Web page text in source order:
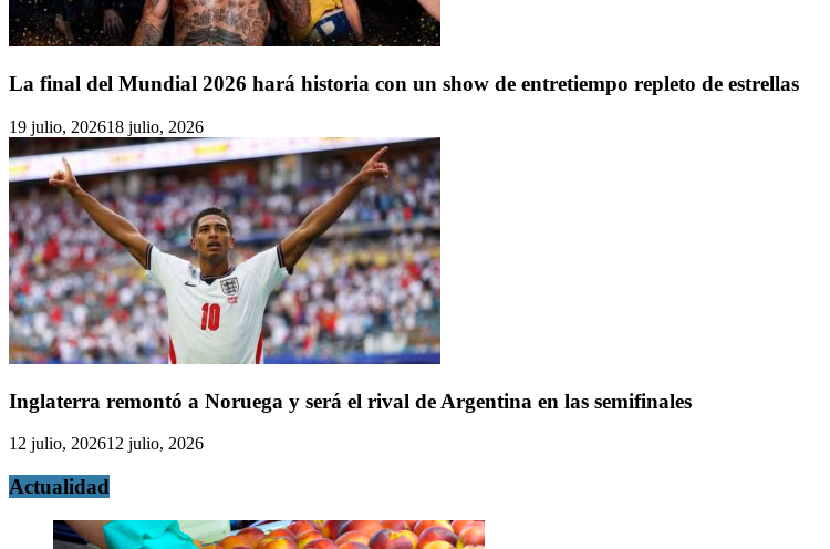
La final del Mundial 2026 hará historia con un show de entretiempo repleto de estrellas
19 julio, 202618 julio, 2026
Inglaterra remontó a Noruega y será el rival de Argentina en las semifinales
12 julio, 202612 julio, 2026
Actualidad